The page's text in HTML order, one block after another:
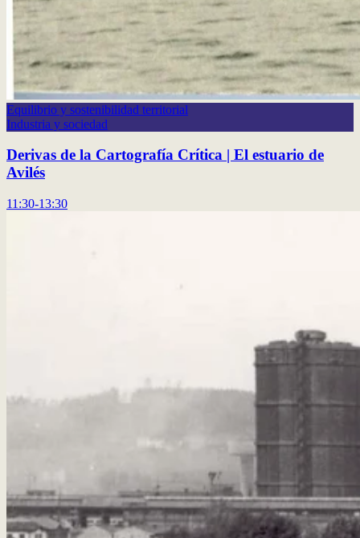
Equilibrio y sostenibilidad territorial
Industria y sociedad
Derivas de la Cartografía Crítica | El estuario de
Avilés
11:30-13:30